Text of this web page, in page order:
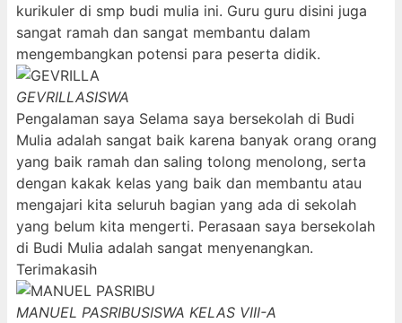
kurikuler di smp budi mulia ini. Guru guru disini juga
sangat ramah dan sangat membantu dalam
mengembangkan potensi para peserta didik.
GEVRILLASISWA
Pengalaman saya Selama saya bersekolah di Budi
Mulia adalah sangat baik karena banyak orang orang
yang baik ramah dan saling tolong menolong, serta
dengan kakak kelas yang baik dan membantu atau
mengajari kita seluruh bagian yang ada di sekolah
yang belum kita mengerti. Perasaan saya bersekolah
di Budi Mulia adalah sangat menyenangkan.
Terimakasih
MANUEL PASRIBUSISWA KELAS VIII-A